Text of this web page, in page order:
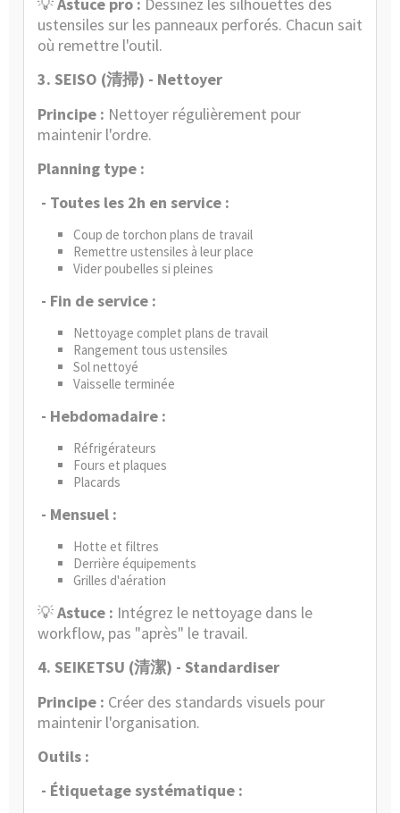
ustensiles sur les panneaux perforés. Chacun sait
où remettre l'outil.
3. SEISO (清掃) - Nettoyer
Principe : Nettoyer régulièrement pour
maintenir l'ordre.
Planning type :
- Toutes les 2h en service :
Coup de torchon plans de travail
Remettre ustensiles à leur place
Vider poubelles si pleines
- Fin de service :
Nettoyage complet plans de travail
Rangement tous ustensiles
Sol nettoyé
Vaisselle terminée
- Hebdomadaire :
Réfrigérateurs
Fours et plaques
Placards
- Mensuel :
Hotte et filtres
Derrière équipements
Grilles d'aération
💡Astuce : Intégrez le nettoyage dans le
workflow, pas "après" le travail.
4. SEIKETSU (清潔) - Standardiser
Principe : Créer des standards visuels pour
maintenir l'organisation.
Outils :
- Étiquetage systématique :